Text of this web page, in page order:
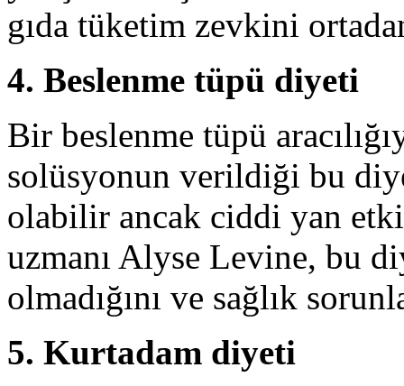
gıda tüketim zevkini
4. Beslenme tüpü diyeti
Bir beslenme tüpü
solüsyonun verildiği bu
olabilir ancak ciddi yan
uzmanı Alyse Levine, bu
olmadığını ve sağlık
5. Kurtadam diyeti